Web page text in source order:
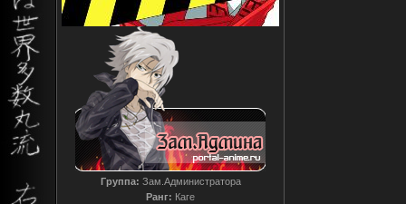
Группа: Зам.Администратора
Ранг: Каге